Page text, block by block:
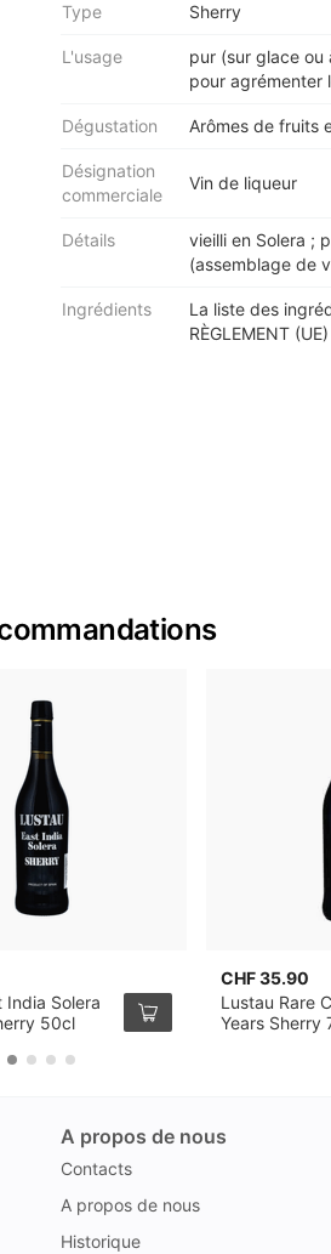
Type Sherry
L'usage
pur (sur glace ou
pour agrémenter
Dégustation Arômes de fruits
Désignation
commerciale
Vin de liqueur
Détails
vieilli en Solera ;
(assemblage de
Ingrédients
La liste des
RÈGLEMENT
India Solera
50cl
CHF 35.90
Lustau Rare
Years Sherry
A propos de nous
Contacts
A propos de nous
Historique